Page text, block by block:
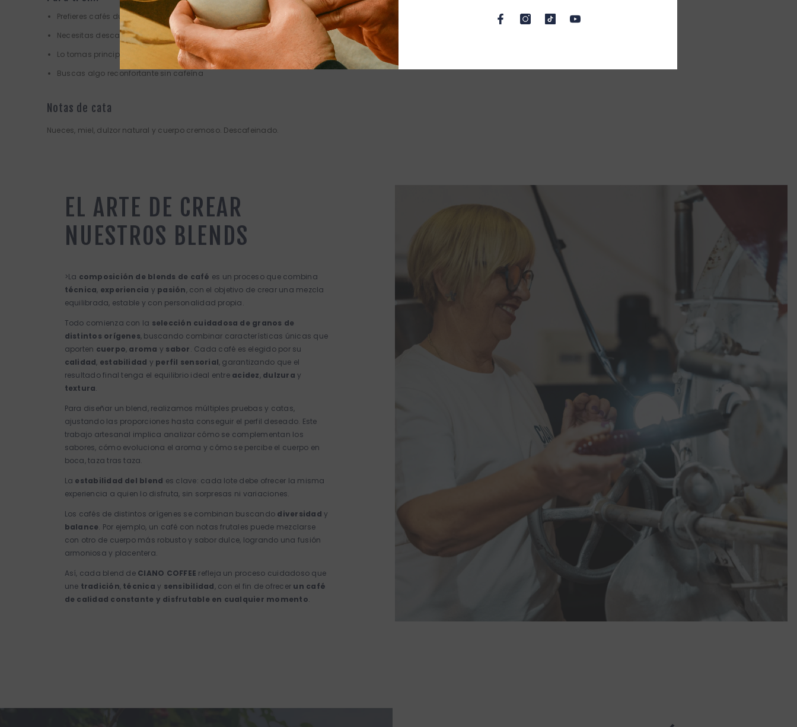
Prefieres cafés dulces y suaves
Necesitas descafeinado por salud o preferencia
Lo tomas principalmente con leche
Buscas algo reconfortante sin cafeína
Notas de cata
Nueces, miel, dulzor natural y cuerpo cremoso. Descafeinado.
EL ARTE DE CREAR
NUESTROS BLENDS
>La composición de blends de café es un proceso que combina
técnica, experiencia y pasión, con el objetivo de crear una mezcla
equilibrada, estable y con personalidad propia.
Todo comienza con la selección cuidadosa de granos de
distintos orígenes, buscando combinar características únicas que
aporten cuerpo, aroma y sabor. Cada café es elegido por su
calidad, estabilidad y perfil sensorial, garantizando que el
resultado final tenga el equilibrio ideal entre acidez, dulzura y
textura.
Para diseñar un blend, realizamos múltiples pruebas y catas,
ajustando las proporciones hasta conseguir el perfil deseado. Este
trabajo artesanal implica analizar cómo se complementan los
sabores, cómo evoluciona el aroma y cómo se percibe el cuerpo en
boca, taza tras taza.
La estabilidad del blend es clave: cada lote debe ofrecer la misma
experiencia a quien lo disfruta, sin sorpresas ni variaciones.
Los cafés de distintos orígenes se combinan buscando diversidad y
balance. Por ejemplo, un café con notas frutales puede mezclarse
con otro de cuerpo más robusto y sabor dulce, logrando una fusión
armoniosa y placentera.
Así, cada blend de CIANO COFFEE refleja un proceso cuidadoso que
une tradición, técnica y sensibilidad, con el fin de ofrecer un café
de calidad constante y disfrutable en cualquier momento.